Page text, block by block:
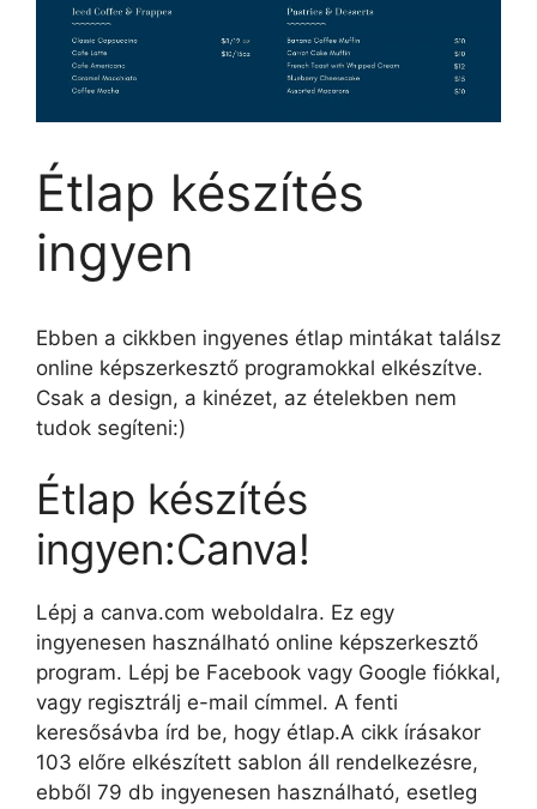
Étlap készítés
ingyen
Ebben a cikkben ingyenes étlap mintákat találsz
online képszerkesztő programokkal elkészítve.
Csak a design, a kinézet, az ételekben nem
tudok segíteni:)
Étlap készítés
ingyen:Canva!
Lépj a canva.com weboldalra. Ez egy
ingyenesen használható online képszerkesztő
program. Lépj be Facebook vagy Google fiókkal,
vagy regisztrálj e-mail címmel. A fenti
keresősávba írd be, hogy étlap.A cikk írásakor
103 előre elkészített sablon áll rendelkezésre,
ebből 79 db ingyenesen használható, esetleg